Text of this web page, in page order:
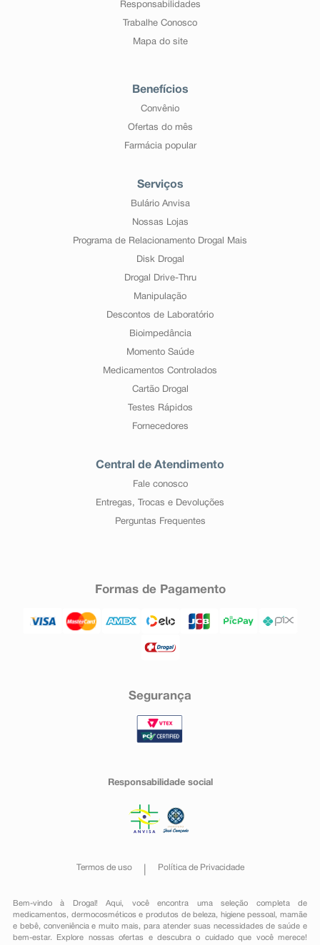
Responsabilidades
Trabalhe Conosco
Mapa do site
Benefícios
Convênio
Ofertas do mês
Farmácia popular
Serviços
Bulário Anvisa
Nossas Lojas
Programa de Relacionamento Drogal Mais
Disk Drogal
Drogal Drive-Thru
Manipulação
Descontos de Laboratório
Bioimpedância
Momento Saúde
Medicamentos Controlados
Cartão Drogal
Testes Rápidos
Fornecedores
Central de Atendimento
Fale conosco
Entregas, Trocas e Devoluções
Perguntas Frequentes
Formas de Pagamento
Segurança
Responsabilidade social
Termos de uso Política de Privacidade
Bem-vindo à Drogal! Aqui, você encontra uma seleção completa de
medicamentos , dermocosméticos e produtos de beleza, higiene pessoal ,mamãe
e bebê, conveniênciae muito mais, para atender suas necessidades de saúde e
bem-estar. Explore nossas ofertas e descubra o cuidado que você merece!